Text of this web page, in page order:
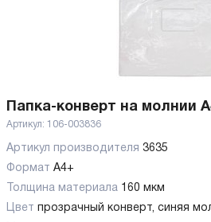
Папка-конверт на молнии
Артикул: 106-003836
Артикул производителя 3635
Формат А4+
Толщина материала 160 мкм
Цвет прозрачный конверт, синяя